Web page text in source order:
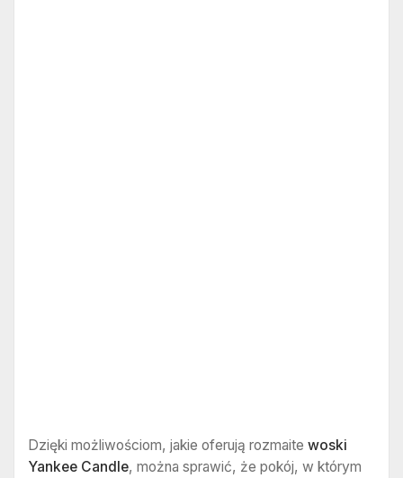
Dzięki możliwościom, jakie oferują rozmaite woski
Yankee Candle, można sprawić, że pokój, w którym